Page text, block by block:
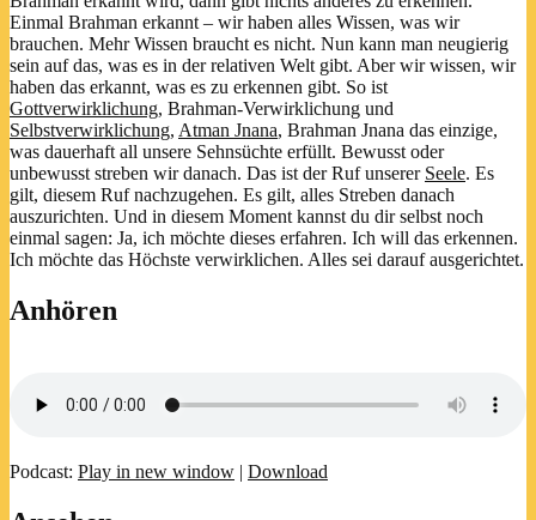
Einmal Brahman erkannt – wir haben alles Wissen, was wir
brauchen. Mehr Wissen braucht es nicht. Nun kann man neugierig
sein auf das, was es in der relativen Welt gibt. Aber wir wissen, wir
haben das erkannt, was es zu erkennen gibt. So ist
Gottverwirklichung, Brahman-Verwirklichung und
Selbstverwirklichung, Atman Jnana, Brahman Jnana das einzige,
was dauerhaft all unsere Sehnsüchte erfüllt. Bewusst oder
unbewusst streben wir danach. Das ist der Ruf unserer Seele. Es
gilt, diesem Ruf nachzugehen. Es gilt, alles Streben danach
auszurichten. Und in diesem Moment kannst du dir selbst noch
einmal sagen: Ja, ich möchte dieses erfahren. Ich will das erkennen.
Ich möchte das Höchste verwirklichen. Alles sei darauf ausgerichtet.
Anhören
Podcast: Play in new window | Download